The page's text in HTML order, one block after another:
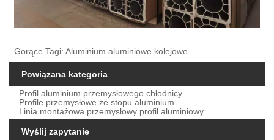
Gorące Tagi: Aluminium aluminiowe kolejowe
Powiązana kategoria
Profil aluminium przemysłowego chłodnicy
Profile przemysłowe ze stopu aluminium
Linia montażowa przemysłowy profil aluminiowy
Wyślij zapytanie